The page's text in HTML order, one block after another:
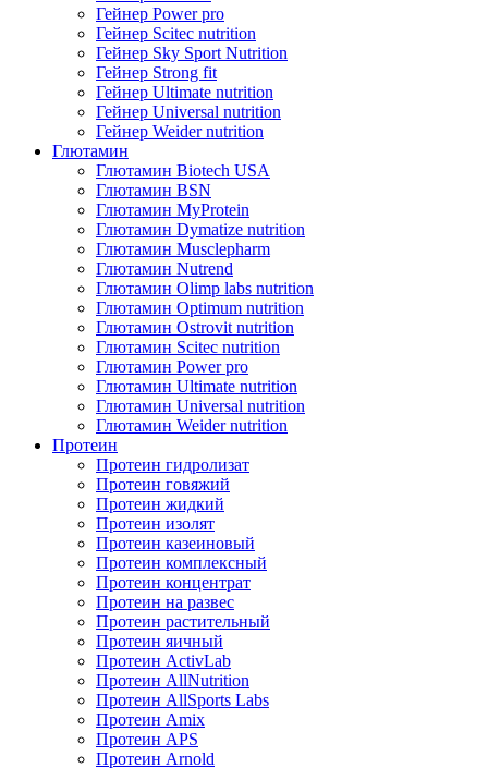
Гейнер Power pro
Гейнер Scitec nutrition
Гейнер Sky Sport Nutrition
Гейнер Strong fit
Гейнер Ultimate nutrition
Гейнер Universal nutrition
Гейнер Weider nutrition
Глютамин
Глютамин Biotech USA
Глютамин BSN
Глютамин MyProtein
Глютамин Dymatize nutrition
Глютамин Musclepharm
Глютамин Nutrend
Глютамин Olimp labs nutrition
Глютамин Optimum nutrition
Глютамин Ostrovit nutrition
Глютамин Scitec nutrition
Глютамин Power pro
Глютамин Ultimate nutrition
Глютамин Universal nutrition
Глютамин Weider nutrition
Протеин
Протеин гидролизат
Протеин говяжий
Протеин жидкий
Протеин изолят
Протеин казеиновый
Протеин комплексный
Протеин концентрат
Протеин на развес
Протеин растительный
Протеин яичный
Протеин ActivLab
Протеин AllNutrition
Протеин AllSports Labs
Протеин Amix
Протеин APS
Протеин Arnold